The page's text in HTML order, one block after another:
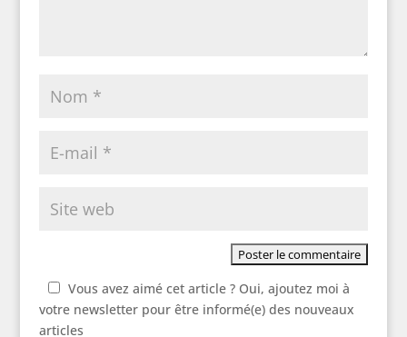
Vous avez aimé cet article ? Oui, ajoutez moi à
votre newsletter pour être informé(e) des nouveaux
articles